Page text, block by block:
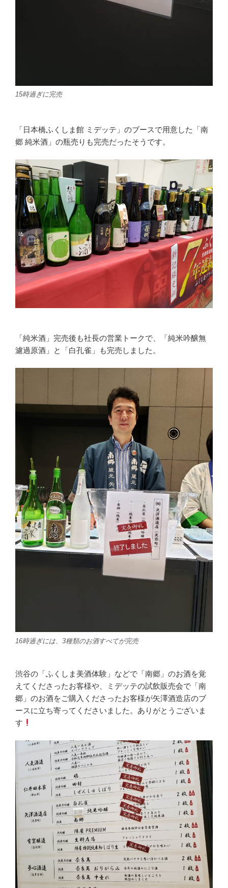
15時過ぎに完売
「日本橋ふくしま館 ミデッテ」のブースで用意した「南
郷 純米酒」の瓶売りも完売だったそうです。
「純米酒」完売後も社長の営業トークで、「純米吟醸無
濾過原酒」と「白孔雀」も完売しました。
16時過ぎには、3種類のお酒すべてが完売
渋谷の「ふくしま美酒体験」などで「南郷」のお酒を覚
えてくださったお客様や、ミデッテの試飲販売会で「南
郷」のお酒をご購入くださったお客様が矢澤酒造店のブ
ースに立ち寄ってくださいました。ありがとうございま
す